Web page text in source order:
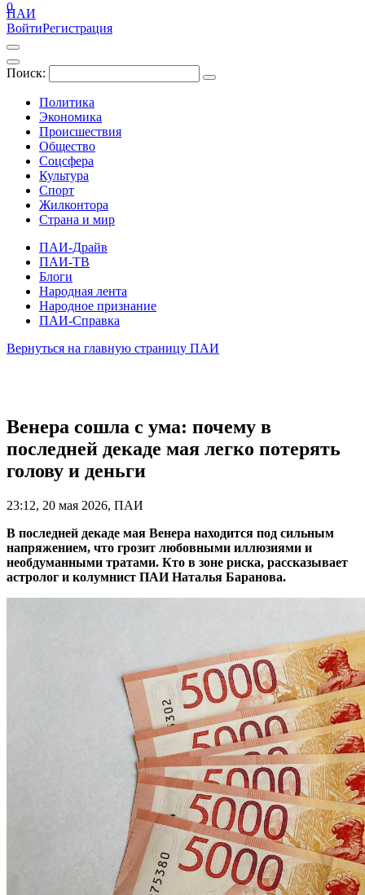
ПАИ
ВойтиРегистрация
Поиск:
Политика
Экономика
Происшествия
Общество
Соцсфера
Культура
Спорт
Жилконтора
Страна и мир
ПАИ-Драйв
ПАИ-ТВ
Блоги
Народная лента
Народное признание
ПАИ-Справка
0
Вернуться на главную страницу ПАИ
Венера сошла с ума: почему в
последней декаде мая легко потерять
голову и деньги
23:12, 20 мая 2026, ПАИ
В последней декаде мая Венера находится под сильным
напряжением, что грозит любовными иллюзиями и
необдуманными тратами. Кто в зоне риска, рассказывает
астролог и колумнист ПАИ Наталья Баранова.